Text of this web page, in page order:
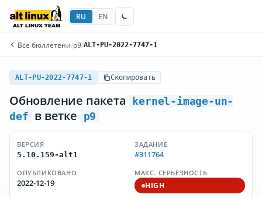
RU EN
Все бюллетени/p9/ALT-PU-2022-7747-1
ALT-PU-2022-7747-1 Скопировать
Обновление пакета
kernel-image-un-
def в ветке p9
ВЕРСИЯ
5.10.159-alt1
ЗАДАНИЕ
#311764
ОПУБЛИКОВАНО
2022-12-19
МАКС. СЕРЬЁЗНОСТЬ
HIGH